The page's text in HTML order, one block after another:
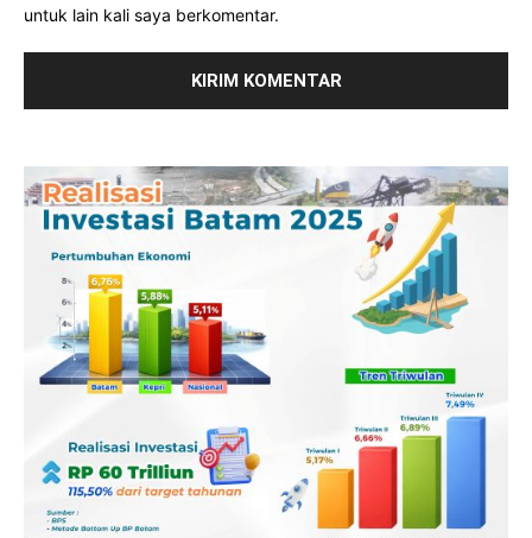
untuk lain kali saya berkomentar.